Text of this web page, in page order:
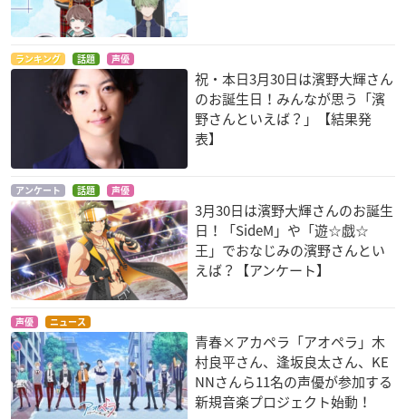
ランキング 話題 声優
祝・本日3月30日は濱野大輝さん
のお誕生日！みんなが思う「濱
野さんといえば？」【結果発
表】
アンケート 話題 声優
3月30日は濱野大輝さんのお誕生
日！「SideM」や「遊☆戯☆
王」でおなじみの濱野さんとい
えば？【アンケート】
声優 ニュース
青春×アカペラ「アオペラ」木
村良平さん、逢坂良太さん、KE
NNさんら11名の声優が参加する
新規音楽プロジェクト始動！